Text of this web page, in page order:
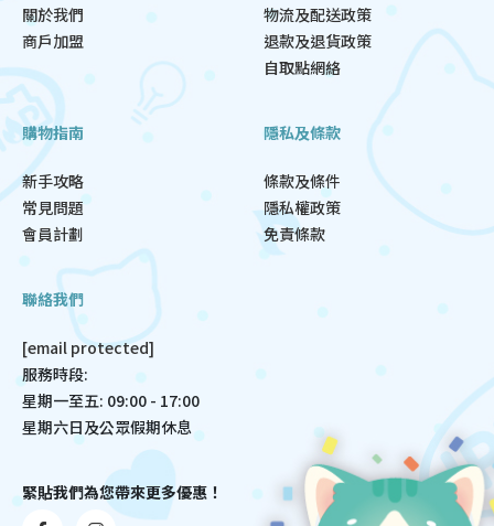
關於我們
商戶加盟
物流及配送政策
退款及退貨政策
自取點網絡
購物指南
新手攻略
常見問題
會員計劃
隱私及條款
條款及條件
隱私權政策
免責條款
聯絡我們
[email protected]
服務時段:
星期一至五: 09:00 - 17:00
星期六日及公眾假期休息
緊貼我們為您帶來更多優惠！